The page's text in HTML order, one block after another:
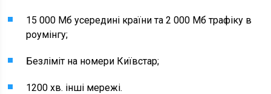
15 000 Мб усередині країни та 2 000 Мб трафіку в
роумінгу;
Безліміт на номери Київстар;
1200 хв. інші мережі.